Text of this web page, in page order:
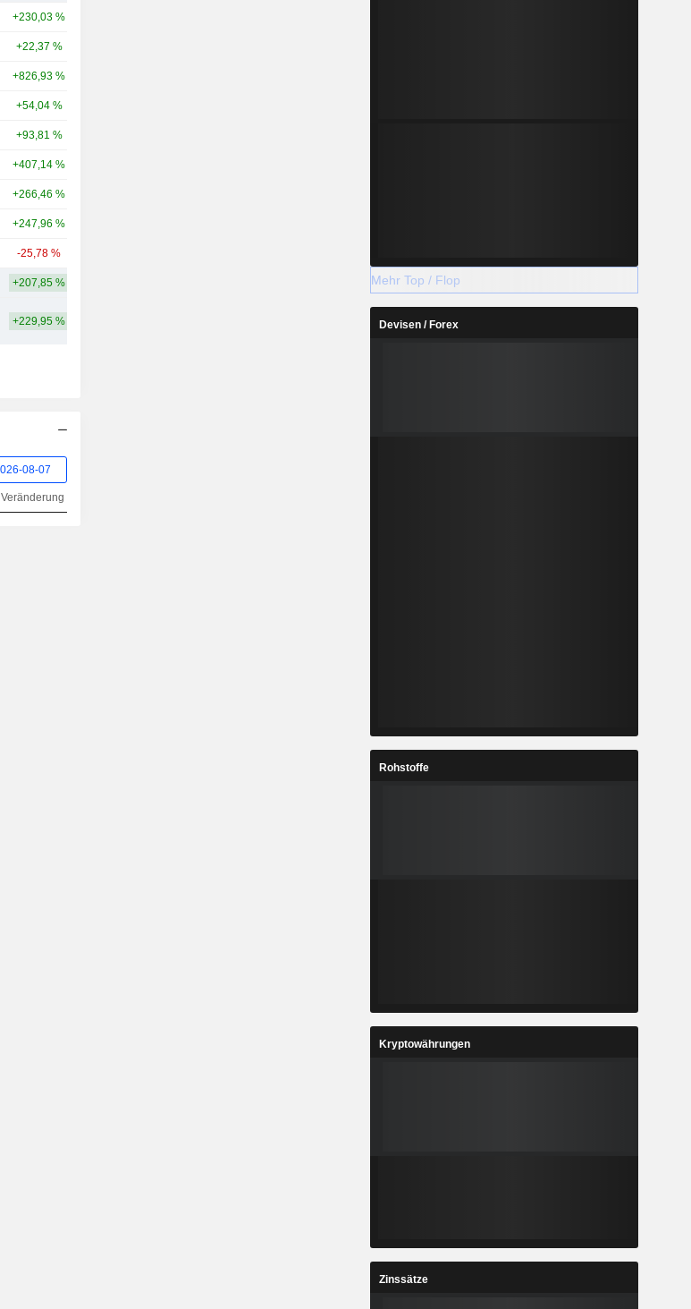
+230,03 %
+22,37 %
+826,93 %
+54,04 %
+93,81 %
+407,14 %
+266,46 %
+247,96 %
-25,78 %
+207,85 %
+229,95 %
Veränderung
Mehr Top / Flop
Devisen / Forex
Rohstoffe
Kryptowährungen
Zinssätze